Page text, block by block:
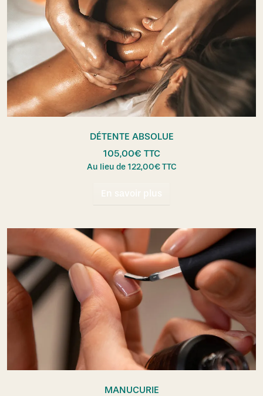
DÉTENTE ABSOLUE
105,00€ TTC
Au lieu de 122,00€TTC
En savoir plus
MANUCURIE